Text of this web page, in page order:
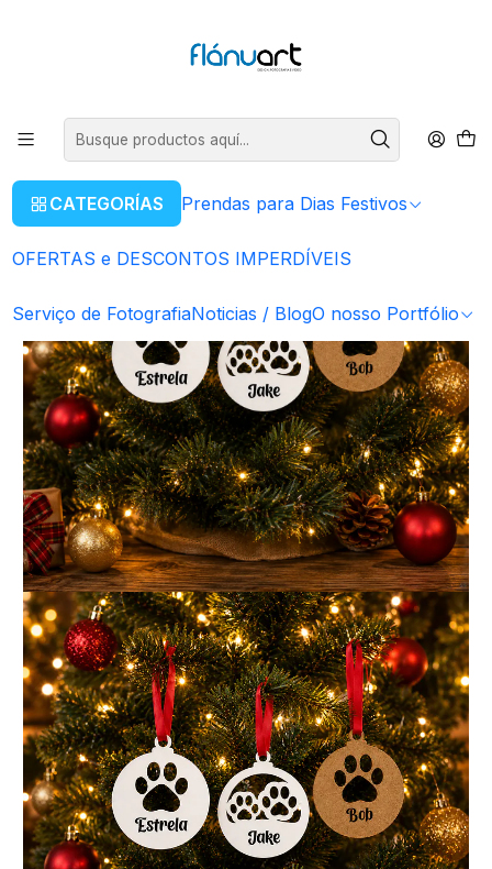
CATEGORÍAS Prendas para Dias Festivos
OFERTAS e DESCONTOS IMPERDÍVEIS
Serviço de FotografiaNoticias / BlogO nosso Portfólio
Prendas para Dias Festivos